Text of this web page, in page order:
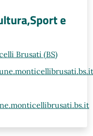
e
Brusati (BS)